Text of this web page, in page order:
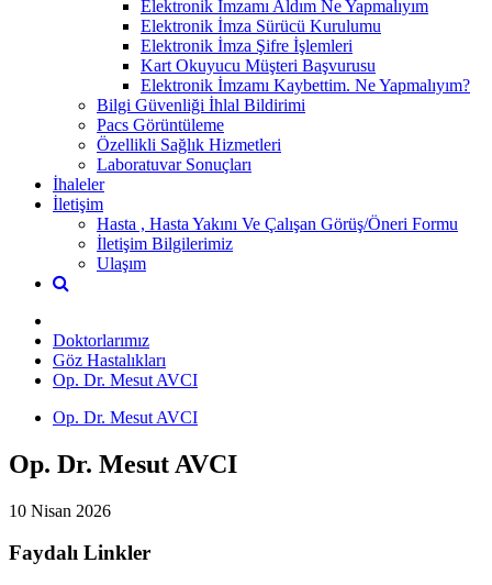
Elektronik İmzamı Aldım Ne Yapmalıyım
Elektronik İmza Sürücü Kurulumu
Elektronik İmza Şifre İşlemleri
Kart Okuyucu Müşteri Başvurusu
Elektronik İmzamı Kaybettim. Ne Yapmalıyım?
Bilgi Güvenliği İhlal Bildirimi
Pacs Görüntüleme
Özellikli Sağlık Hizmetleri
Laboratuvar Sonuçları
İhaleler
İletişim
Hasta , Hasta Yakını Ve Çalışan Görüş/Öneri Formu
İletişim Bilgilerimiz
Ulaşım
Doktorlarımız
Göz Hastalıkları
Op. Dr. Mesut AVCI
Op. Dr. Mesut AVCI
Op. Dr. Mesut AVCI
10 Nisan 2026
Faydalı Linkler